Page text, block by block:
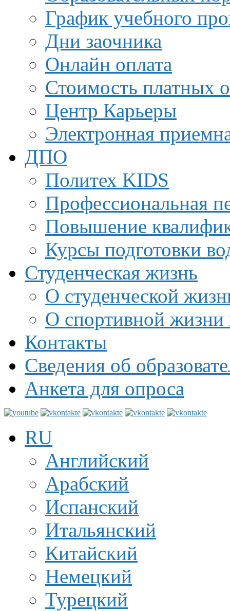
График учебного
Дни заочника
Онлайн оплата
Стоимость платных
Центр Карьеры
Электронная
ДПО
Политех KIDS
Профессиональная
Повышение
Курсы подготовки
Студенческая жизнь
О студенческой
О спортивной жизни
Контакты
Сведения об
Анкета для опроса
RU
Английский
Арабский
Испанский
Итальянский
Китайский
Немецкий
Турецкий